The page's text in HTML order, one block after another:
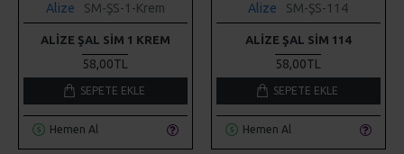
Alize SM-ŞS-1-Krem
ALIZE ŞAL SIM 1 KREM
58,00TL
SEPETE EKLE
Hemen Al
Alize SM-ŞS-114
ALIZE ŞAL SIM 114
58,00TL
SEPETE EKLE
Hemen Al